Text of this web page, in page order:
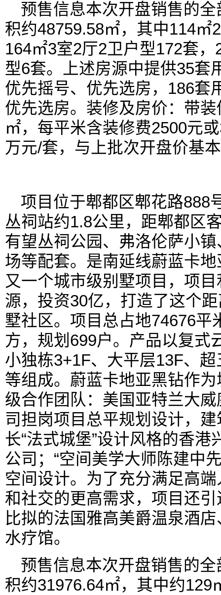
预售信息本次开盘销售的
积约48759.58㎡，其中114㎡
164㎡3室2厅2卫户型172套
型6套。上述房源中提供35套
优先摇号、优先选房，186套
优先选房。装修及房价：带
㎡，每平米含装修费2500元
万元/套，与上批次开盘价基
项目位于郫都区郫花路888
丛祠站约1.8公里，距郫都区
有望丛祠公园、弗洛伦萨小
场等配套。是南延线蔚蓝卡
又一个城市级别墅项目，项
源，投资30亿，打造了这个
墅社区。项目总占地74676平
方，规划699户。产品以复式
小独栋3+1F、大平层13F、
等组成。蔚蓝卡地亚黑钻作
级合作团队：美国亚特兰大
司担岗项目总平规划设计，
长“法式城堡”设计风格的香
公司；“空间美学大师陈建中
空间设计。为了充分满足高
和社交的更高需求，项目还
比拟的法国雅高美爵温泉酒
水疗馆。
预售信息本次开盘销售的
积约31976.64㎡，其中约129